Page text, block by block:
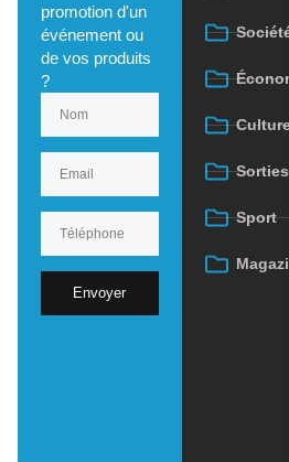
promotion d'un
événement ou
de vos produits
?
Envoyer
Sorties
Sport